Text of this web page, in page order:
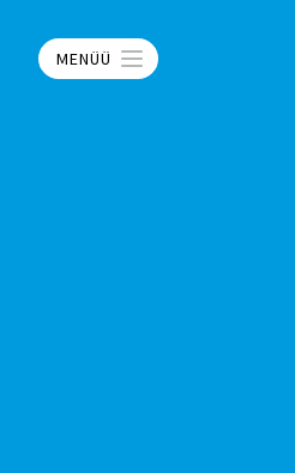
MENÜÜ